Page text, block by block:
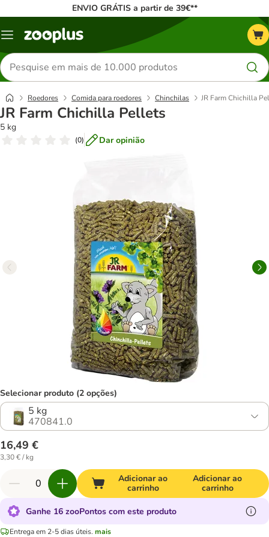
ENVIO GRÁTIS a partir de 39€**
Menu
Pesquisar
produtos
Roedores Comida para roedores Chinchilas JR Farm Chichilla
JR Farm Chichilla Pellets
5 kg
(0) Dar opinião
Selecionar produto (2 opções)
5 kg
470841.0
16,49 €
3,30 € / kg
Adicionar ao
carrinho
Adicionar ao
carrinho
Ganhe 16 zooPontos com este produto
Entrega em 2-5 dias úteis. mais